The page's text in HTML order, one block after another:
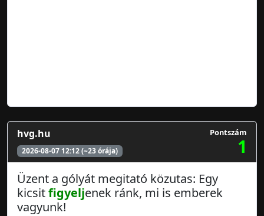
hvg.hu
2026-08-07 12:12 (~23 órája)
Pontszám
1
Üzent a gólyát megitató közutas: Egy
kicsitfigyeljenek ránk, mi is emberek
vagyunk!